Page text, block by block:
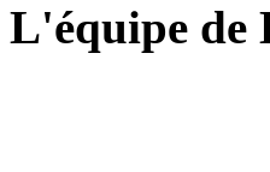
L'équipe de